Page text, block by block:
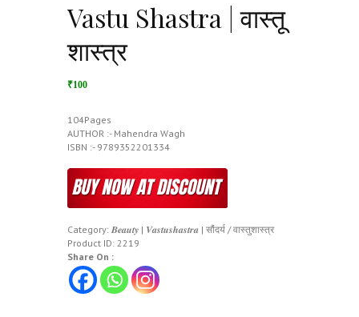
Vastu Shastra | वास्तू
शास्त्र
₹100
104Pages
AUTHOR :- Mahendra Wagh
ISBN :- 9789352201334
Category: 𝑩𝒆𝒂𝒖𝒕𝒚 | 𝑽𝒂𝒔𝒕𝒖𝒔𝒉𝒂𝒔𝒕𝒓𝒂 | सौंदर्य / वास्तुशास्त्र
Product ID: 2219
Share On :